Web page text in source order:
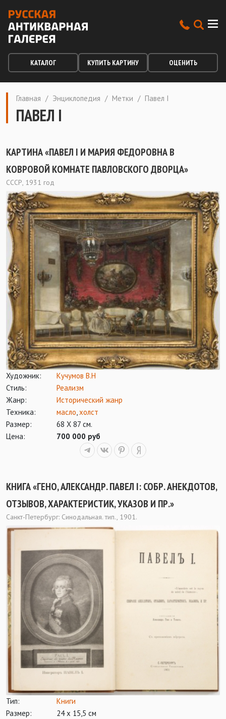
КАТАЛОГ КУПИТЬ КАРТИНУ ОЦЕНИТЬ
Главная / Энциклопедия / Метки / Павел I
ПАВЕЛ I
КАРТИНА «ПАВЕЛ I И МАРИЯ ФЕДОРОВНА В
КОВРОВОЙ КОМНАТЕ ПАВЛОВСКОГО ДВОРЦА»
СССР, 1931 год
Художник:
Кучумов В.Н
Стиль:
Реализм
Жанр:
Исторический жанр
Техника:
масло,холст
Размер:
68 Х 87 см.
Цена:
700 000 руб
КНИГА «ГЕНО, АЛЕКСАНДР. ПАВЕЛ I: СОБР. АНЕКДОТОВ,
ОТЗЫВОВ, ХАРАКТЕРИСТИК, УКАЗОВ И ПР.»
Санкт-Петербург: Синодальная. тип., 1901.
Тип:
Книги
Размер:
24 х 15,5 см